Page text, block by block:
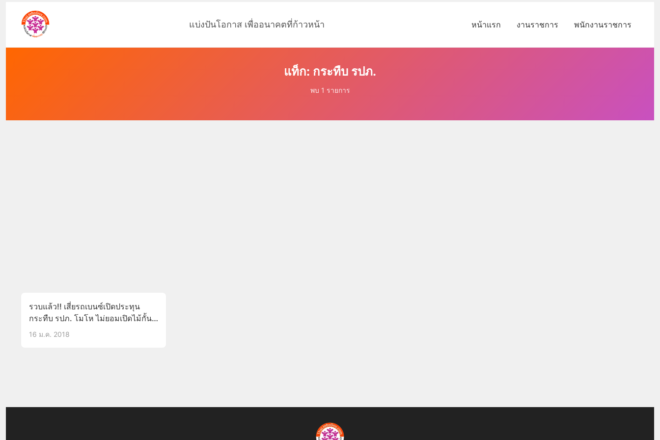
แบ่งปันโอกาส เพื่ออนาคตที่ก้าวหน้า หน้าแรก งานราชการ พนักงานราชการ
แท็ก: กระทืบ รปภ.
พบ 1 รายการ
รวบแล้ว!! เสี่ยรถเบนซ์เปิดประทุน
กระทืบ รปภ. โมโห ไม่ยอมเปิดไม้กั้น
ประตูทางออกโรงแรม!!(มีคลิป)
16 ม.ค. 2018